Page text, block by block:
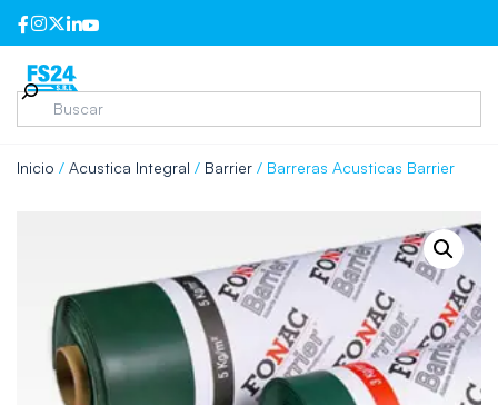
Inicio / Acustica Integral / Barrier / Barreras Acusticas Barrier